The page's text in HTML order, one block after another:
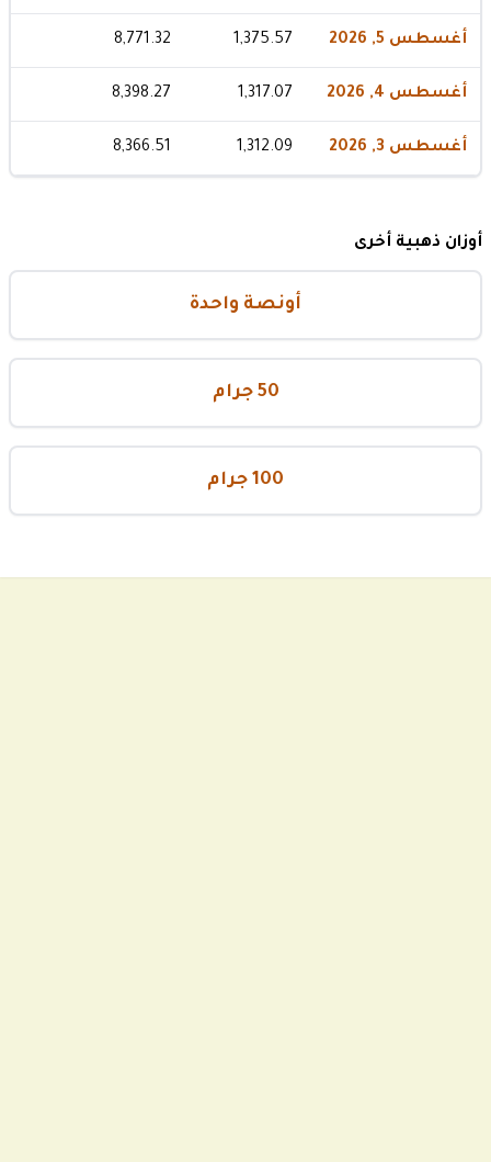
أغسطس 5, 2026 1,375.57
8,771.32
أغسطس 4, 2026 1,317.07
8,398.27
أغسطس 3, 2026 1,312.09
8,366.51
أوزان ذهبية أخرى
أونصة واحدة
50 جرام
100 جرام